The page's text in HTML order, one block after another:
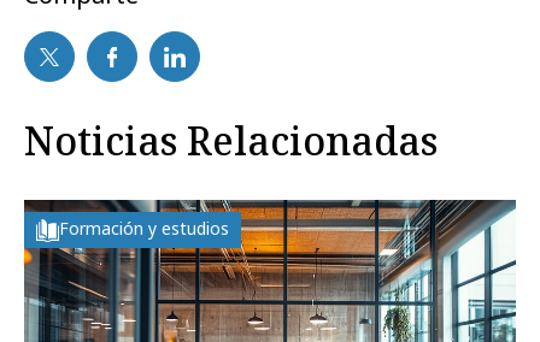
Noticias Relacionadas
Formación y estudios